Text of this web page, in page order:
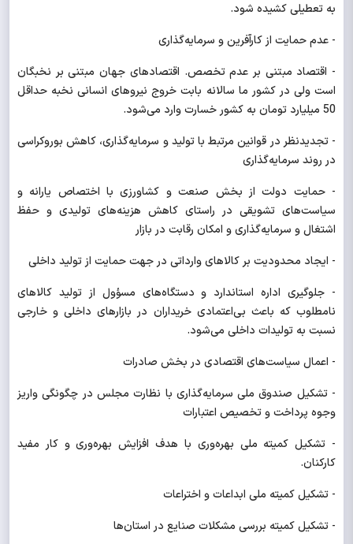
به تعطیلی کشیده شود.
- عدم حمایت از کارآفرین و سرمایه‌گذاری
- اقتصاد مبتنی بر عدم تخصص. اقتصادهای جهان مبتنی بر نخبگان
است ولی در کشور ما سالانه بابت خروج نیروهای انسانی نخبه حداقل
50 میلیارد تومان به کشور خسارت وارد می‌شود.
- تجدیدنظر در قوانین مرتبط با تولید و سرمایه‌گذاری، کاهش بوروکراسی
در روند سرمایه‌گذاری
- حمایت دولت از بخش صنعت و کشاورزی با اختصاص یارانه و
سیاست‌های تشویقی در راستای کاهش هزینه‌های تولیدی و حفظ
اشتغال و سرمایه‌گذاری و امکان رقابت در بازار
- ایجاد محدودیت بر کالاهای وارداتی در جهت حمایت از تولید داخلی
- جلوگیری اداره استاندارد و دستگاه‌های مسؤول از تولید کالاهای
نامطلوب که باعث بی‌اعتمادی خریداران در بازارهای داخلی و خارجی
نسبت به تولیدات داخلی می‌شود.
- اعمال سیاست‌های اقتصادی در بخش صادرات
- تشکیل صندوق ملی سرمایه‌گذاری با نظارت مجلس در چگونگی واریز
وجوه پرداخت و تخصیص اعتبارات
- تشکیل کمیته ملی بهره‌وری با هدف افزایش بهره‌وری و کار مفید
کارکنان.
- تشکیل کمیته ملی ابداعات و اختراعات
- تشکیل کمیته بررسی مشکلات صنایع در استان‌ها